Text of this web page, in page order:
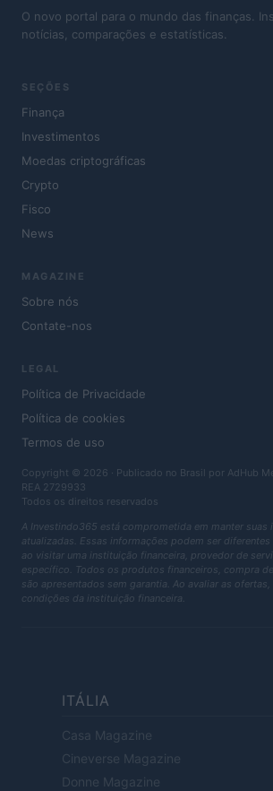
O novo portal para o mundo das finanças.
notícias, comparações e estatísticas.
SEÇÕES
Finança
Investimentos
Moedas criptográficas
Crypto
Fisco
News
MAGAZINE
Sobre nós
Contate-nos
LEGAL
Política de Privacidade
Política de cookies
Termos de uso
Copyright © 2026 · Publicado no Brasil por AdHub
REA 2729933
Todos os direitos reservados
A Investindo365 está comprometida em manter suas
atualizadas. Essas informações podem ser
ao visitar uma instituição financeira, provedor de
específico. Todos os produtos financeiros, compra
são apresentados sem garantia. Ao avaliar as
condições da instituição financeira.
ITÁLIA
Casa Magazine
Cineverse Magazine
Donne Magazine